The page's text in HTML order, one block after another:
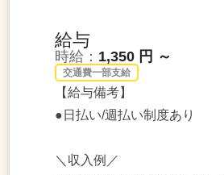
給与
時給： 1,350 円 ～
交通費一部支給
【給与備考】
●日払い/週払い制度あり
＼収入例／